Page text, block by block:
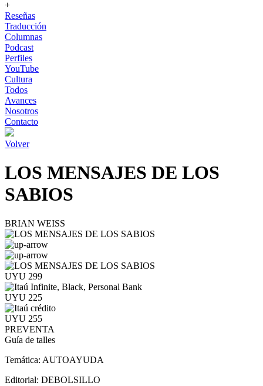
+
Reseñas
Traducción
Columnas
Podcast
Perfiles
YouTube
Cultura
Todos
Avances
Nosotros
Contacto
Volver
LOS MENSAJES DE LOS
SABIOS
BRIAN WEISS
UYU 299
UYU 225
UYU 255
PREVENTA
Guía de talles
Temática: AUTOAYUDA
Editorial: DEBOLSILLO